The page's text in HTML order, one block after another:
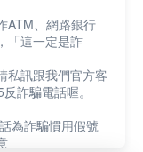
ATM、網路銀行
「這一定是詐
私訊跟我們官方客
詐騙電話喔。
為詐騙慣用假號